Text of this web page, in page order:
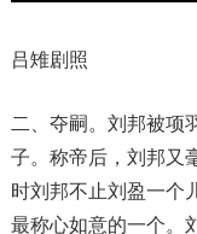
吕雉剧照
二、夺嗣。刘邦被项
子。称帝后，刘邦又
时刘邦不止刘盈一个
最称心如意的一个。